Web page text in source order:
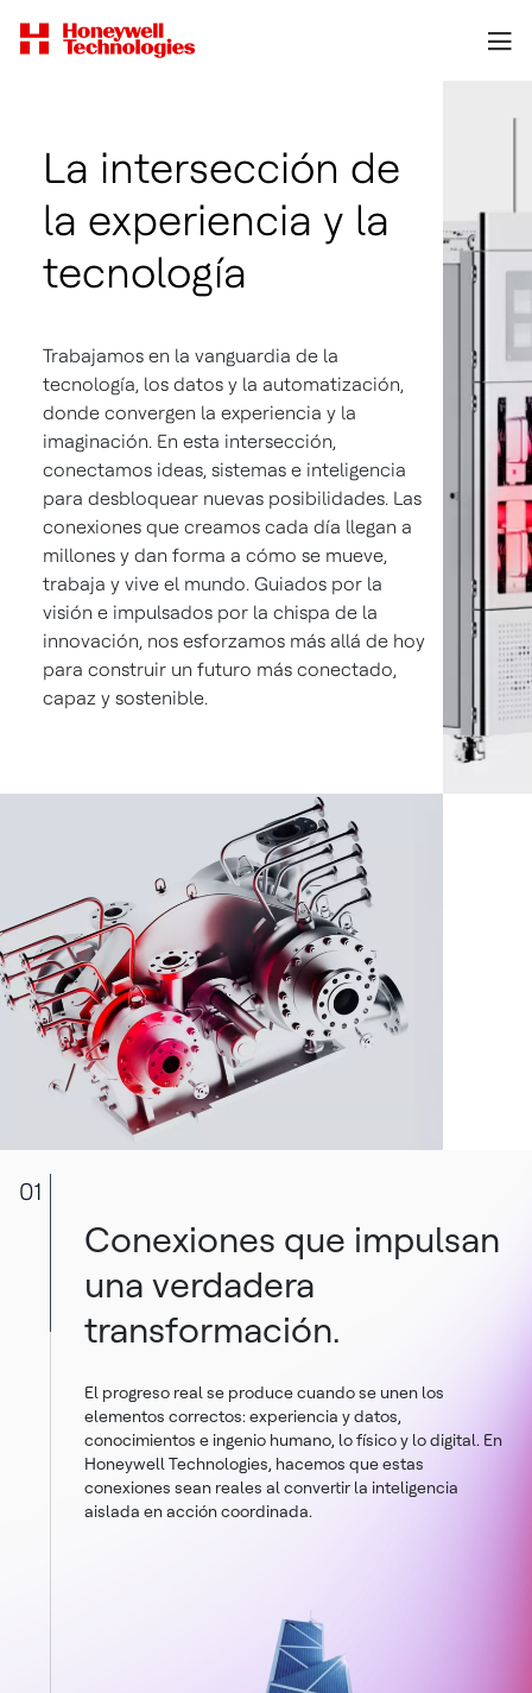
La intersección de
la experiencia y la
tecnología
Trabajamos en la vanguardia de la
tecnología, los datos y la automatización,
donde convergen la experiencia y la
imaginación. En esta intersección,
conectamos ideas, sistemas e inteligencia
para desbloquear nuevas posibilidades. Las
conexiones que creamos cada día llegan a
millones y dan forma a cómo se mueve,
trabaja y vive el mundo. Guiados por la
visión e impulsados por la chispa de la
innovación, nos esforzamos más allá de hoy
para construir un futuro más conectado,
capaz y sostenible.
01
Conexiones que impulsan
una verdadera
transformación.
El progreso real se produce cuando se unen los
elementos correctos: experiencia y datos,
conocimientos e ingenio humano, lo físico y lo digital. En
Honeywell Technologies, hacemos que estas
conexiones sean reales al convertir la inteligencia
aislada en acción coordinada.